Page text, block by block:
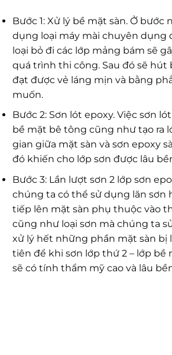
Bước 1: Xử lý bề mặt sàn. Ở bước
dụng loại máy mài chuyên dụng
loại bỏ đi các lớp mảng bám sẽ
quá trình thi công. Sau đó sẽ hút
đạt được vẻ láng mịn và bằng
muốn.
Bước 2: Sơn lót epoxy. Việc sơn
bề mặt bê tông cũng như tạo ra
gian giữa mặt sàn và sơn epoxy
đó khiến cho lớp sơn được lâu
Bước 3: Lần lượt sơn 2 lớp sơn
chúng ta có thể sử dụng lăn sơn
tiếp lên mặt sàn phụ thuộc vào
cũng như loại sơn mà chúng ta
xử lý hết những phần mặt sàn bị
tiên để khi sơn lớp thứ 2 – lớp bề
sẽ có tính thẩm mỹ cao và lâu